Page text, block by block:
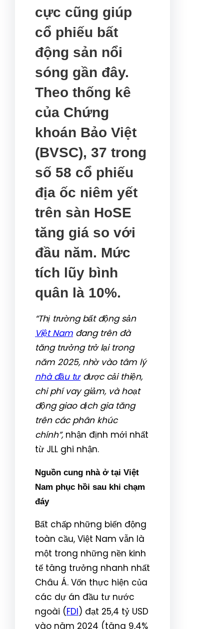
cực cũng giúp
cổ phiếu bất
động sản nổi
sóng gần đây.
Theo thống kê
của Chứng
khoán Bảo Việt
(BVSC), 37 trong
số 58 cổ phiếu
địa ốc niêm yết
trên sàn HoSE
tăng giá so với
đầu năm. Mức
tích lũy bình
quân là 10%.
“Thị trường bất động sản
Việt Nam đang trên đà
tăng trưởng trở lại trong
năm 2025, nhờ vào tâm lý
nhà đầu tưđược cải thiện,
chi phí vay giảm, và hoạt
động giao dịch gia tăng
trên các phân khúc
chính”, nhận định mới nhất
từ JLL ghi nhận.
Nguồn cung nhà ở tại Việt
Nam phục hồi sau khi chạm
đáy
Bất chấp những biến động
toàn cầu, Việt Nam vẫn là
một trong những nền kinh
tế tăng trưởng nhanh nhất
Châu Á. Vốn thực hiện của
các dự án đầu tư nước
ngoài (FDI) đạt 25,4 tỷ USD
vào năm 2024 (tăng 9,4%